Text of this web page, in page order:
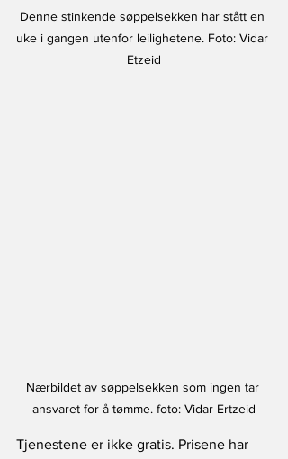
Denne stinkende søppelsekken har stått en
uke i gangen utenfor leilighetene. Foto: Vidar
Etzeid
Nærbildet av søppelsekken som ingen tar
ansvaret for å tømme. foto: Vidar Ertzeid
Tjenestene er ikke gratis. Prisene har